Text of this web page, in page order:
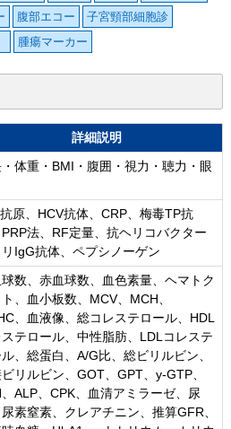
腹部エコー
子宮頸部細胞診
腫瘍マーカー
詳細説明
体重・BMI・腹囲・視力・聴力・眼
原、HCV抗体、CRP、梅毒TP抗
法、RF定量、抗ヘリコバクター
リIgG抗体、ペプシノーゲン
数、赤血球数、血色素量、ヘマトク
ト、血小板数、MCV、MCH、
、血液像、総コレステロール、HDL
ステロール、中性脂肪、LDLコレステ
ル、総蛋白、A/G比、総ビリルビン、
リルビン、GOT、GPT、y-GTP、
ALP、CPK、血清アミラーゼ、尿
素窒素、クレアチニン、推算GFR、